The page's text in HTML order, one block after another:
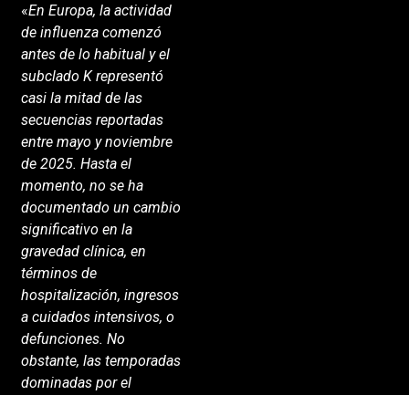
«En Europa, la actividad
de influenza comenzó
antes de lo habitual y el
subclado K representó
casi la mitad de las
secuencias reportadas
entre mayo y noviembre
de 2025. Hasta el
momento, no se ha
documentado un cambio
significativo en la
gravedad clínica, en
términos de
hospitalización, ingresos
a cuidados intensivos, o
defunciones. No
obstante, las temporadas
dominadas por el